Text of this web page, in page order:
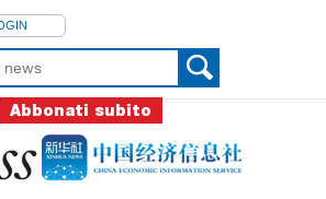
Abbonati subito